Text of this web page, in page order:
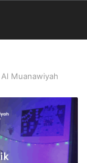
Muanawiyah